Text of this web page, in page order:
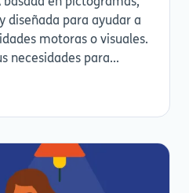
diseñada para ayudar a
motoras o visuales.
necesidades para...